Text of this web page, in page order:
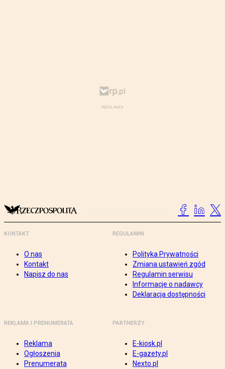
KONTAKT
O nas
Kontakt
Napisz do nas
REGULAMIN
Polityka Prywatności
Zmiana ustawień zgód
Regulamin serwisu
Informacje o nadawcy
Deklaracja dostępności
REKLAMA I PRENUMERATA
Reklama
Ogłoszenia
Prenumerata
PARTNERZY
E-kiosk.pl
E-gazety.pl
Nexto.pl